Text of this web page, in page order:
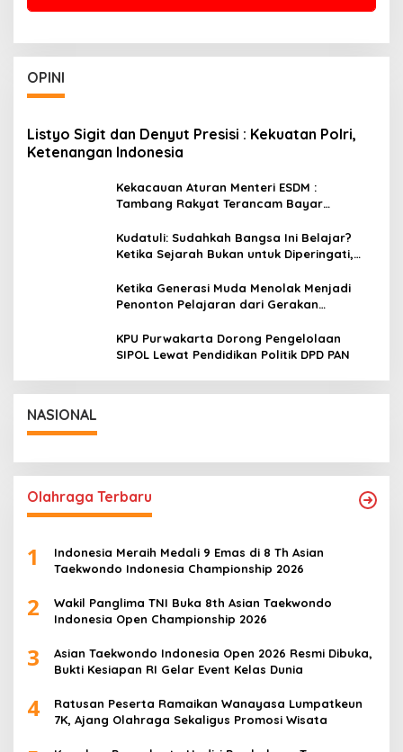
OPINI
Listyo Sigit dan Denyut Presisi : Kekuatan Polri,
Ketenangan Indonesia
Kekacauan Aturan Menteri ESDM :
Tambang Rakyat Terancam Bayar
Kudatuli: Sudahkah Bangsa Ini Belajar?
Ketika Sejarah Bukan untuk Diperingati,
Ketika Generasi Muda Menolak Menjadi
Penonton Pelajaran dari Gerakan
KPU Purwakarta Dorong Pengelolaan
SIPOL Lewat Pendidikan Politik DPD PAN
NASIONAL
Olahraga Terbaru
1
Indonesia Meraih Medali 9 Emas di 8 Th Asian
Taekwondo Indonesia Championship 2026
2
Wakil Panglima TNI Buka 8th Asian Taekwondo
Indonesia Open Championship 2026
3
Asian Taekwondo Indonesia Open 2026 Resmi Dibuka,
Bukti Kesiapan RI Gelar Event Kelas Dunia
4
Ratusan Peserta Ramaikan Wanayasa Lumpatkeun
7K, Ajang Olahraga Sekaligus Promosi Wisata